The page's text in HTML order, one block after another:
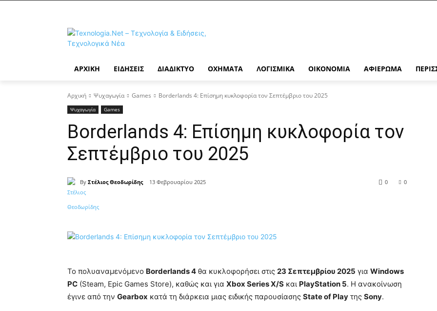
ΑΡΧΙΚΉ ΕΙΔΉΣΕΙΣ ΔΙΑΔΊΚΤΥΟ ΟΧΉΜΑΤΑ ΛΟΓΙΣΜΙΚΆ ΟΙΚΟΝΟΜΊΑ ΑΦΙΈΡΩΜΑ
Αρχική Ψυχαγωγία Games Borderlands 4: Επίσημη κυκλοφορία τον Σεπτέμβριο του 2025
Ψυχαγωγία Games
Borderlands 4: Επίσημη κυκλοφορία τον
Σεπτέμβριο του 2025
By Στέλιος Θεοδωρίδης 13 Φεβρουαρίου 2025 0
0
Κοινοποίηση
Το πολυαναμενόμενο Borderlands 4 θα κυκλοφορήσει στις 23 Σεπτεμβρίου 2025 για Windows
PC (Steam, Epic Games Store), καθώς και για Xbox Series X/S και PlayStation 5. Η ανακοίνωση
έγινε από την Gearbox κατά τη διάρκεια μιας ειδικής παρουσίασης State of Play της Sony.